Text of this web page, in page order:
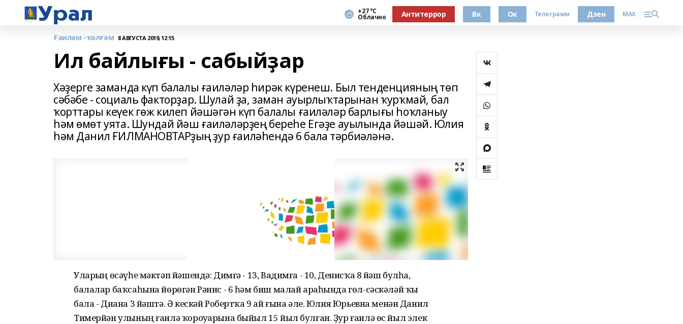
+27 °С
Облачно Антитеррор Вк Ок Телеграмм Дзен MAX
Ғаиләм -ҡәлғәм 8 АВГУСТА 2019, 12:15
Ил байлығы - сабыйҙар
Хәҙерге заманда күп балалы ғаиләләр һирәк күренеш. Был тенденцияның төп
сәбәбе - социаль факторҙар. Шулай ҙа, заман ауырлыҡтарынан ҡурҡмай, бал
ҡорттары кеүек гөж килеп йәшәгән күп балалы ғаиләләр барлығы һоҡланыу
һәм өмөт уята. Шундай йәш ғаиләләрҙең береһе Егәҙе ауылында йәшәй. Юлия
һәм Данил ҒИЛМАНОВТАРҙың ҙур ғаиләһендә 6 бала тәрбиәләнә.
Уларҙың өсәүһе мәктәп йәшендә: Димгә - 13, Вадимға - 10, Денисҡа 8 йәш булһа,
балалар баҡсаһына йөрөгән Рәнис - 6 һәм биш малай араһында гөл-сәскәләй ҡыҙ
бала - Диана 3 йәштә. Ә кескәй Робертҡа 9 ай ғына әле. Юлия Юрьевна менән Данил
Тимерйән улының ғаилә ҡороуҙарына быйыл 15 йыл булған. Ҙур ғаилә өс йыл элек